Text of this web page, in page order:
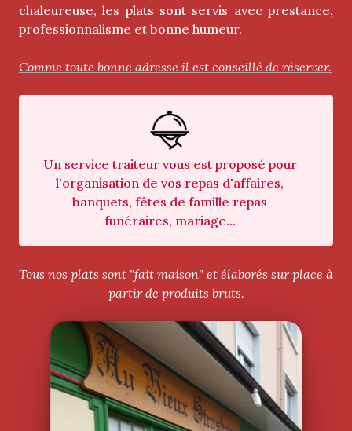
chaleureuse, les plats sont servis avec prestance,
professionnalisme et bonne humeur.
Comme toute bonne adresse il est conseillé de réserver.
Un service traiteur vous est proposé pour
l'organisation de vos repas d'affaires,
banquets, fêtes de famille repas
funéraires, mariage...
Tous nos plats sont "fait maison" et élaborés sur place à
partir de produits bruts.